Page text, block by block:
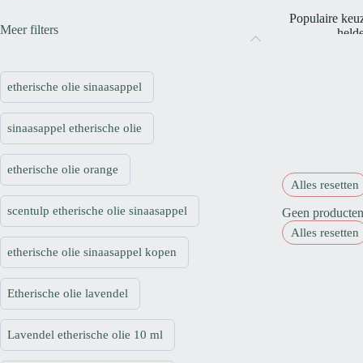
Populaire
Etherische
Etherische olie
Alles resetten
Geen
Alles resetten
Meer filters
etherische olie sinaasappel
sinaasappel etherische olie
etherische olie orange
scentulp etherische olie sinaasappel
etherische olie sinaasappel kopen
Etherische olie lavendel
Lavendel etherische olie 10 ml